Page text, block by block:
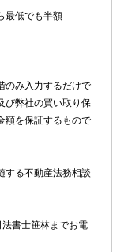
最低でも半額
み入力するだけで
び弊社の買い取り保
額を保証するもので
する不動産法務相談
書士笹林までお電